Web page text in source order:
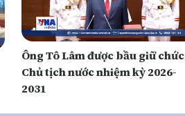
Ông Tô Lâm được bầu giữ chức
Chủ tịch nước nhiệm kỳ 2026-
2031